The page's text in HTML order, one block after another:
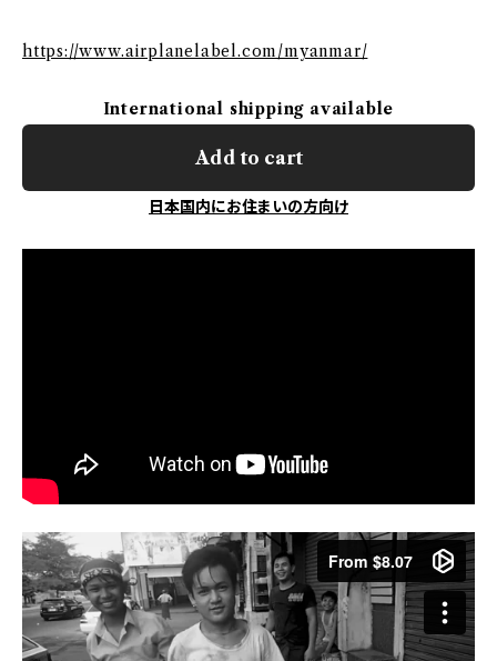
https://www.airplanelabel.com/myanmar/
International shipping available
Add to cart
日本国内にお住まいの方向け